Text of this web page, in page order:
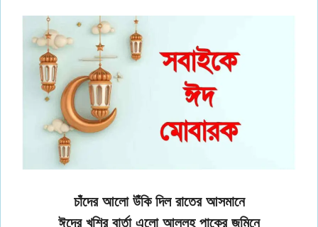
চাঁদের আলো উঁকি দিল রাতের আসমানে
ঈদের খুশির বার্তা এলো আল্লহ পাকের জমিনে